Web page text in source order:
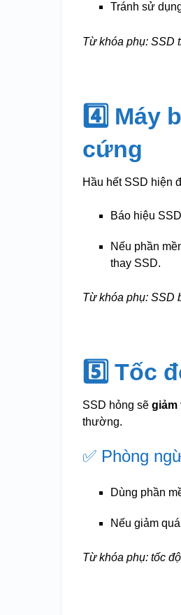
Tránh sử
Từ khóa phụ: SSD
4️⃣ Máy
cứng
Hầu hết SSD hiện
Báo hiệu
Nếu phần
thay SSD.
Từ khóa phụ: SSD
5️⃣ Tốc
SSD hỏng sẽgiảm
thường.
✅ Phòng
Dùng phần
Nếu giảm
Từ khóa phụ: tốc